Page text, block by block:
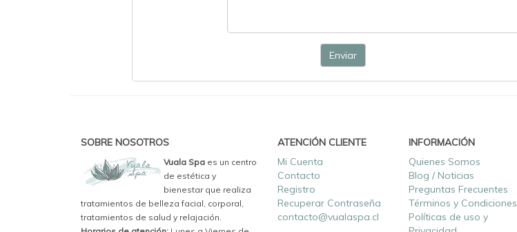
Enviar
SOBRE NOSOTROS
Vuala Spa es un centro
de estética y
bienestar que realiza
tratamientos de belleza facial, corporal,
tratamientos de salud y relajación.
ATENCIÓN CLIENTE
Mi Cuenta
Contacto
Registro
Recuperar Contraseña
contacto@vualaspa.cl
INFORMACIÓN
Quienes Somos
Blog / Noticias
Preguntas Frecuentes
Términos y Condiciones
Políticas de uso y